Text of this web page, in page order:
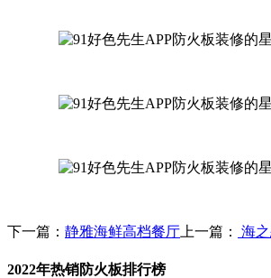
下一篇： 静雅海鲜高档餐厅 上一篇： 海
2022年热销防火板排行榜